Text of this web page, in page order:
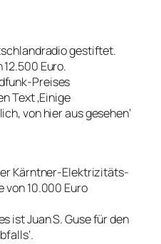
gestiftet.
12.500 Euro.
Preises
Text ‚Einige
von hier aus gesehen‘
Kärntner-Elektrizitäts-
von 10.000 Euro
ist Juan S. Guse für den